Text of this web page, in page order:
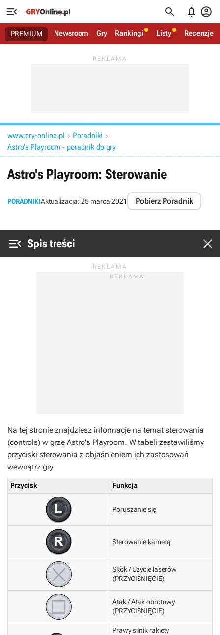
   
PREMIUM Newsroom Gry Rankingi Listy Recenzje
www.gry-online.pl  Poradniki 
Astro's Playroom - poradnik do gry
Astro's Playroom: Sterowanie
PORADNIKIAktualizacja: 25 marca 2021 Pobierz Poradnik
 Spis treści 
Na tej stronie znajdziesz informacje na temat sterowania
(controls) w grze Astro's Playroom. W tabeli zestawiliśmy
przyciski sterowania z objaśnieniem ich zastosowań
wewnątrz gry.
Przycisk Funkcja
Poruszanie się
Sterowanie kamerą
Skok / Użycie laserów
(PRZYCIŚNIĘCIE)
Atak / Atak obrotowy
(PRZYCIŚNIĘCIE)
Prawy silnik rakiety